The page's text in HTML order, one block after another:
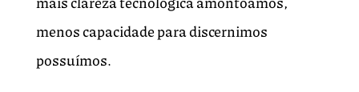
menos capacidade para discernimos
possuímos.